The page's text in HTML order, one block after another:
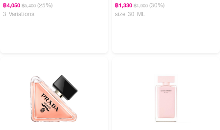
฿4,050 ฿5,400 (25%)
3 Variations
฿1,330 ฿1,900 (30%)
size 30 ML